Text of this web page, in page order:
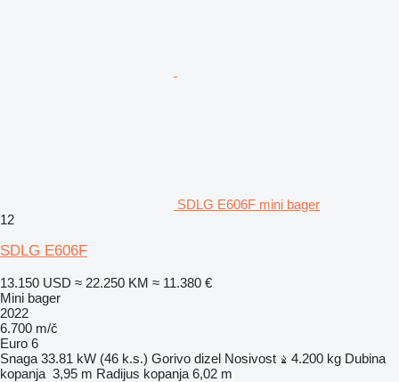
SDLG E606F mini bager
12
SDLG E606F
13.150 USD ≈ 22.250 KM ≈ 11.380 €
Mini bager
2022
6.700 m/č
Euro 6
Snaga 33.81 kW (46 k.s.) Gorivo dizel Nosivost 4.200 kg Dubina
kopanja 3,95 m Radijus kopanja 6,02 m